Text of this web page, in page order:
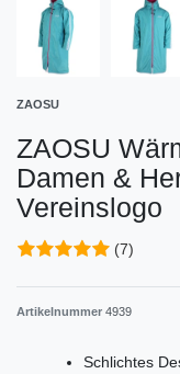
ZAOSU
ZAOSU
Damen &
Vereinslogo
(7)
Artikelnummer 4939
Schlichtes